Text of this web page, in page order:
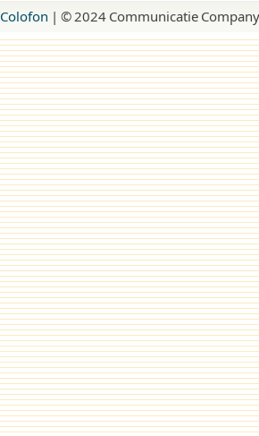
Colofon | © 2024 Communicatie